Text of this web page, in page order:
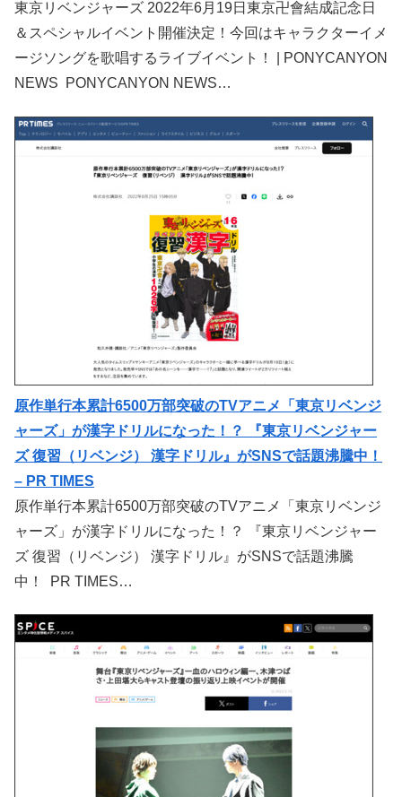
東京リベンジャーズ 2022年6月19日東京卍會結成記念日
＆スペシャルイベント開催決定！今回はキャラクターイメ
ージソングを歌唱するライブイベント！ | PONYCANYON
NEWS PONYCANYON NEWS…
原作単行本累計6500万部突破のTVアニメ「東京リベンジ
ャーズ」が漢字ドリルになった！？ 『東京リベンジャー
ズ 復習（リベンジ） 漢字ドリル』がSNSで話題沸騰中！
– PR TIMES
原作単行本累計6500万部突破のTVアニメ「東京リベンジ
ャーズ」が漢字ドリルになった！？ 『東京リベンジャー
ズ 復習（リベンジ） 漢字ドリル』がSNSで話題沸騰
中！ PR TIMES…